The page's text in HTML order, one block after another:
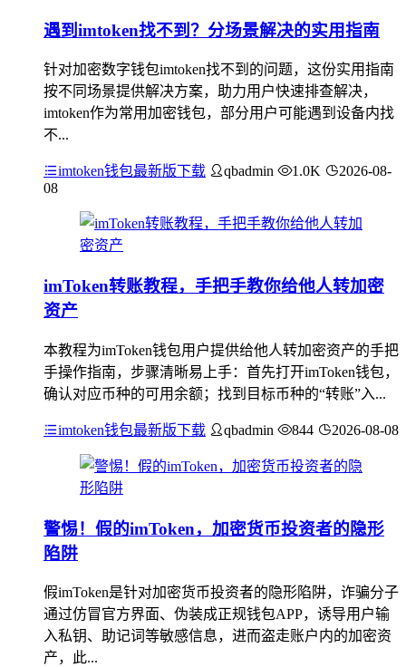
遇到imtoken找不到？分场景解决的实用指南
针对加密数字钱包imtoken找不到的问题，这份实用指南
按不同场景提供解决方案，助力用户快速排查解决，
imtoken作为常用加密钱包，部分用户可能遇到设备内找
不...
imtoken钱包最新版下载 qbadmin 1.0K
2026-08-
08
imToken转账教程，手把手教你给他人转加密
资产
本教程为imToken钱包用户提供给他人转加密资产的手把
手操作指南，步骤清晰易上手：首先打开imToken钱包，
确认对应币种的可用余额；找到目标币种的“转账”入...
imtoken钱包最新版下载 qbadmin 844 2026-08-08
警惕！假的imToken，加密货币投资者的隐形
陷阱
假imToken是针对加密货币投资者的隐形陷阱，诈骗分子
通过仿冒官方界面、伪装成正规钱包APP，诱导用户输
入私钥、助记词等敏感信息，进而盗走账户内的加密资
产，此...